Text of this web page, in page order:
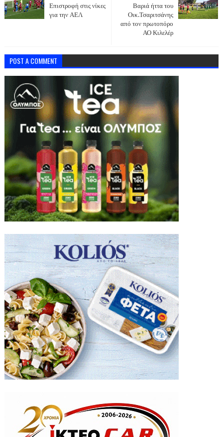
Βαριά ήττα του
Οικ.Τσαριτσάνης
από τον πρωτοπόρο
ΑΟ Κιλελέρ
Επιστροφή στις νίκες
για την ΑΕΛ
POST A COMMENT